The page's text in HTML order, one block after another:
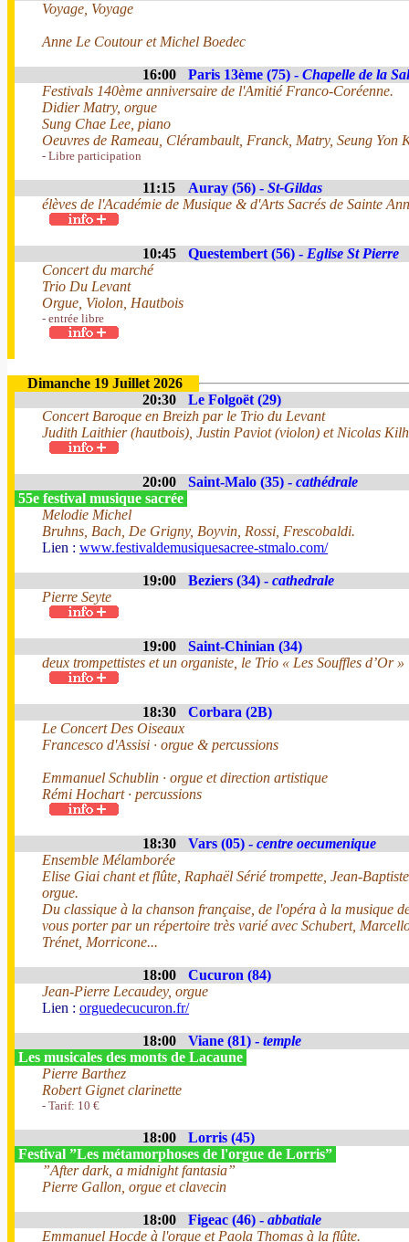
Voyage, Voyage
Anne Le Coutour et Michel Boedec
16:00 Paris 13ème (75) - Chapelle de la
Festivals 140ème anniversaire de l'Amitié Franco-Coréenne.
Didier Matry, orgue
Sung Chae Lee, piano
Oeuvres de Rameau, Clérambault, Franck, Matry, Seung Yon
- Libre participation
11:15 Auray (56) - St-Gildas
élèves de l'Académie de Musique & d'Arts Sacrés de Sainte
10:45 Questembert (56) - Eglise St Pierre
Concert du marché
Trio Du Levant
Orgue, Violon, Hautbois
- entrée libre
Dimanche 19 Juillet 2026
20:30
Le Folgoët (29)
Concert Baroque en Breizh par le Trio du Levant
Judith Laithier (hautbois), Justin Paviot (violon) et Nicolas
20:00 Saint-Malo (35) - cathédrale
55e festival musique sacrée
Melodie Michel
Bruhns, Bach, De Grigny, Boyvin, Rossi, Frescobaldi.
Lien : www.festivaldemusiquesacree-stmalo.com/
19:00 Beziers (34) - cathedrale
Pierre Seyte
19:00
Saint-Chinian (34)
deux trompettistes et un organiste, le Trio « Les Souffles d’Or »
18:30
Corbara (2B)
Le Concert Des Oiseaux
Francesco d'Assisi · orgue & percussions
Emmanuel Schublin · orgue et direction artistique
Rémi Hochart · percussions
18:30 Vars (05) - centre oecumenique
Ensemble Mélamborée
Elise Giai chant et flûte, Raphaël Sérié trompette, Jean-
orgue.
Du classique à la chanson française, de l'opéra à la musique
vous porter par un répertoire très varié avec Schubert,
Trénet, Morricone...
18:00
Cucuron (84)
Jean-Pierre Lecaudey, orgue
Lien : orguedecucuron.fr/
18:00 Viane (81) - temple
Les musicales des monts de Lacaune
Pierre Barthez
Robert Gignet clarinette
- Tarif: 10 €
18:00
Lorris (45)
Festival ”Les métamorphoses de l'orgue de Lorris”
”After dark, a midnight fantasia”
Pierre Gallon, orgue et clavecin
18:00 Figeac (46) - abbatiale
Emmanuel Hocde à l'orgue et Paola Thomas à la flûte.